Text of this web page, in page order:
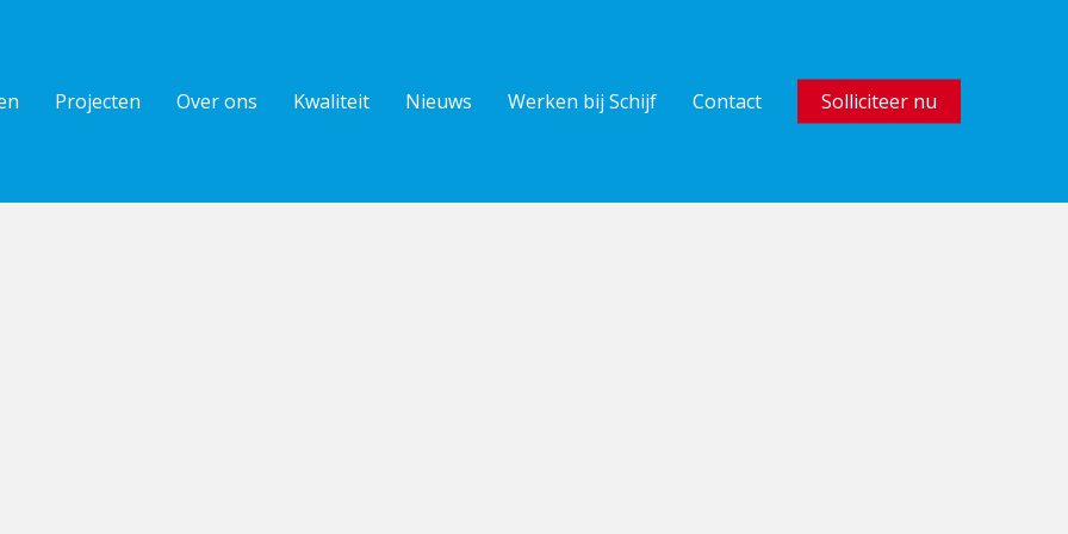
Projecten Over ons Kwaliteit Nieuws Werken bij Schijf Contact Solliciteer nu